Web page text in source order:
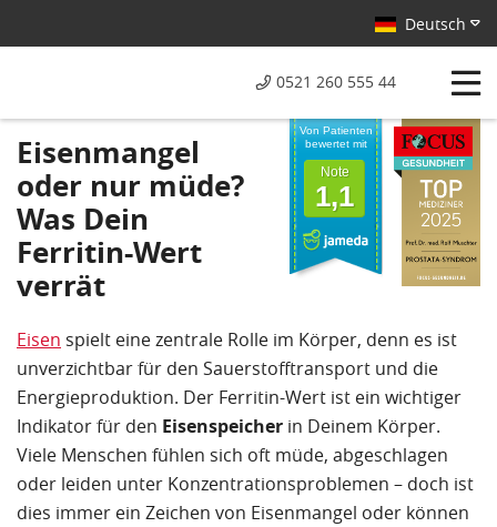
Deutsch
0521 260 555 44
Von Patienten
bewertet mit
Note
1,1
Eisenmangel
oder nur müde?
Was Dein
Ferritin-Wert
verrät
Eisen spielt eine zentrale Rolle im Körper, denn es ist
unverzichtbar für den Sauerstofftransport und die
Energieproduktion. Der Ferritin-Wert ist ein wichtiger
Indikator für den Eisenspeicher in Deinem Körper.
Viele Menschen fühlen sich oft müde, abgeschlagen
oder leiden unter Konzentrationsproblemen – doch ist
dies immer ein Zeichen von Eisenmangel oder können